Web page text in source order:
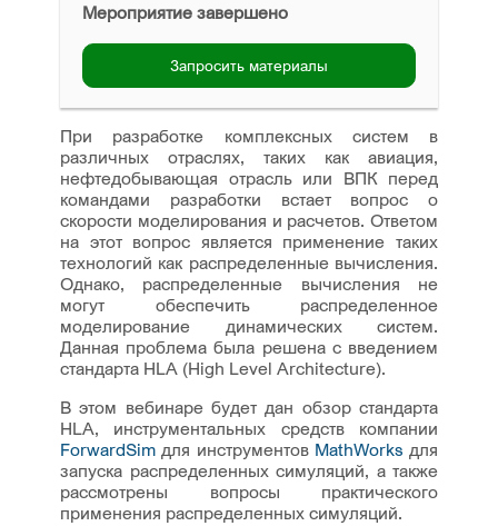
Мероприятие завершено
Запросить материалы
При разработке комплексных систем в
различных отраслях, таких как авиация,
нефтедобывающая отрасль или ВПК перед
командами разработки встает вопрос о
скорости моделирования и расчетов. Ответом
на этот вопрос является применение таких
технологий как распределенные вычисления.
Однако, распределенные вычисления не
могут обеспечить распределенное
моделирование динамических систем.
Данная проблема была решена с введением
стандарта HLA (High Level Architecture).
В этом вебинаре будет дан обзор стандарта
HLA, инструментальных средств компании
ForwardSim для инструментов MathWorks для
запуска распределенных симуляций, а также
рассмотрены вопросы практического
применения распределенных симуляций.